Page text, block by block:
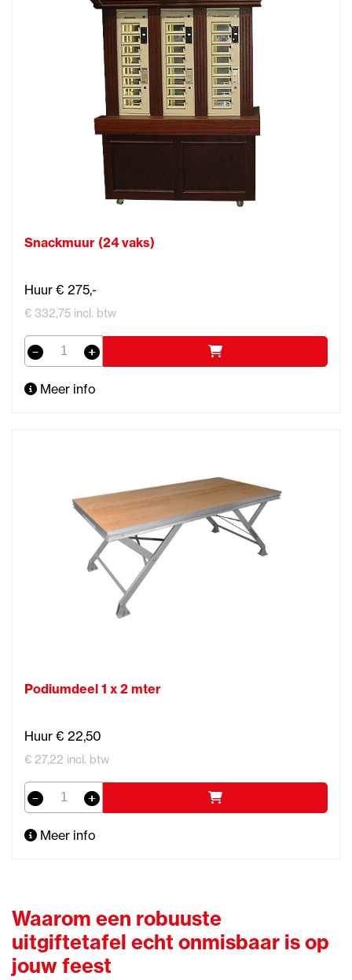
Snackmuur (24 vaks)
Huur € 275,-
€ 332,75 incl. btw
Meer info
Podiumdeel 1 x 2 mter
Huur € 22,50
€ 27,22 incl. btw
Meer info
Waarom een robuuste
uitgiftetafel echt onmisbaar is op
jouw feest